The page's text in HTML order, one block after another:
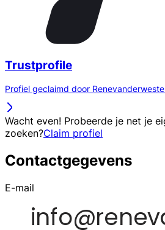
Trustprofile
Profiel geclaimd door
Wacht even! Probeerde je net je
zoeken?Claim profiel
Contactgegevens
E-mail